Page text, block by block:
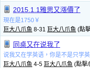
2015.1.1雅思又漲價了
現在是1750￥
巨大八爪鱼 8-31 巨大八爪鱼 (點
同桌又在说我了
说我又在学英语，你是不是只学
巨大八爪鱼 4-5 巨大八爪鱼 (點擊